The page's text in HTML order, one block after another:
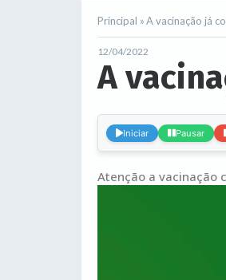
Principal »A vacinação já
12/04/2022
A
Iniciar Pausar
Atenção a vacinação